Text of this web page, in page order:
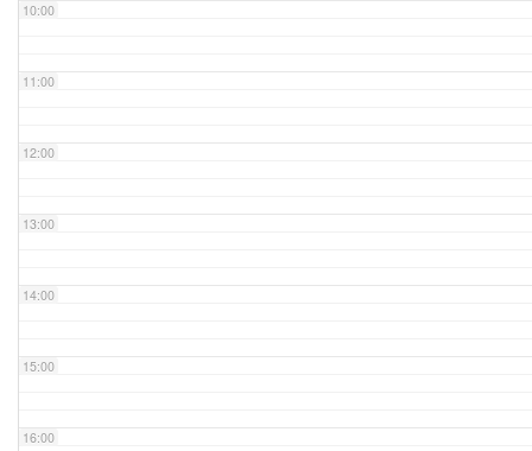
10:00
11:00
12:00
13:00
14:00
15:00
16:00